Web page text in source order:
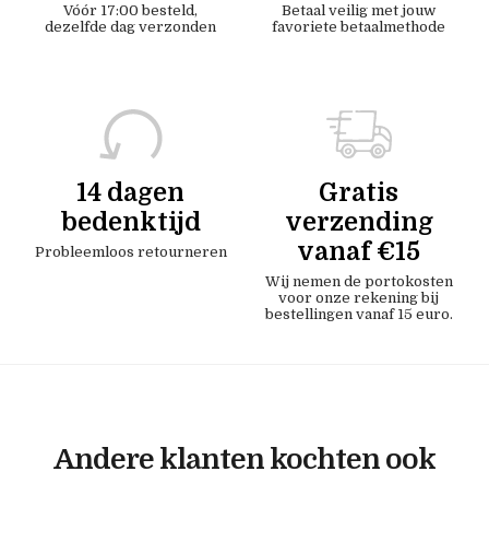
Vóór 17:00 besteld,
dezelfde dag verzonden
Betaal veilig met jouw
favoriete betaalmethode
14 dagen
bedenktijd
Probleemloos retourneren
Gratis
verzending
vanaf €15
Wij nemen de portokosten
voor onze rekening bij
bestellingen vanaf 15 euro.
Andere klanten kochten ook